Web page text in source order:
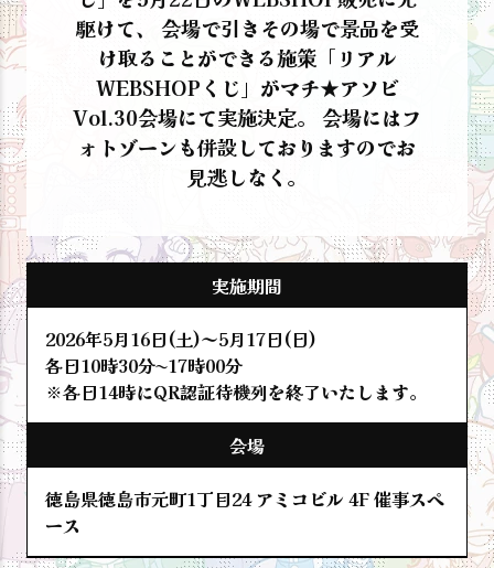
駆けて、 会場で引きその場で景品を受
け取ることができる施策「リアル
WEBSHOPくじ」がマチ★アソビ
Vol.30会場にて実施決定。 会場にはフ
ォトゾーンも併設しておりますのでお
見逃しなく。
実施期間
2026年5月16日(土)～5月17日(日)
各日10時30分~17時00分
※各日14時にQR認証待機列を終了いたします。
会場
徳島県徳島市元町1丁目24 アミコビル 4F 催事スペ
ース